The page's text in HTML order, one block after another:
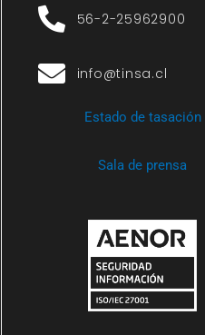
o contenido
56-2-25962900
info@tinsa.cl
Estado de tasación
Sala de prensa